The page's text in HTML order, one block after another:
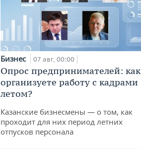
Бизнес 07 авг, 00:00
Опрос предпринимателей: как
организуете работу с кадрами
летом?
Казанские бизнесмены — о том, как
проходит для них период летних
отпусков персонала